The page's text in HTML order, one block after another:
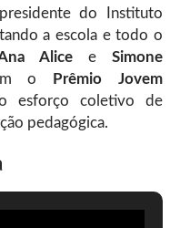
do Instituto
a escola e todo o
Alice eSimone
o Prêmio Jovem
esforço coletivo de
pedagógica.